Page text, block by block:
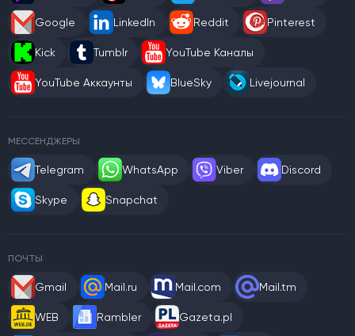
Google LinkedIn Reddit Pinterest
Kick Tumblr YouTube Каналы
YouTube Аккаунты BlueSky Livejournal
МЕССЕНДЖЕРЫ
Telegram WhatsApp Viber Discord
Skype Snapchat
ПОЧТЫ
Gmail Mail.ru Mail.com Mail.tm
WEB Rambler Gazeta.pl